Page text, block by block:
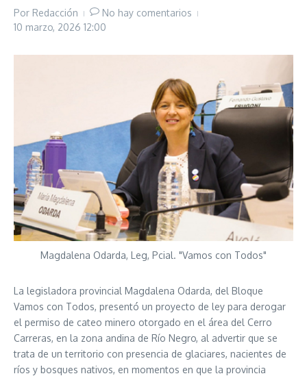
Por Redacción
No hay comentarios
10 marzo, 2026 12:00
Magdalena Odarda, Leg, Pcial. "Vamos con Todos"
La legisladora provincial Magdalena Odarda, del Bloque
Vamos con Todos, presentó un proyecto de ley para derogar
el permiso de cateo minero otorgado en el área del Cerro
Carreras, en la zona andina de Río Negro, al advertir que se
trata de un territorio con presencia de glaciares, nacientes de
ríos y bosques nativos, en momentos en que la provincia